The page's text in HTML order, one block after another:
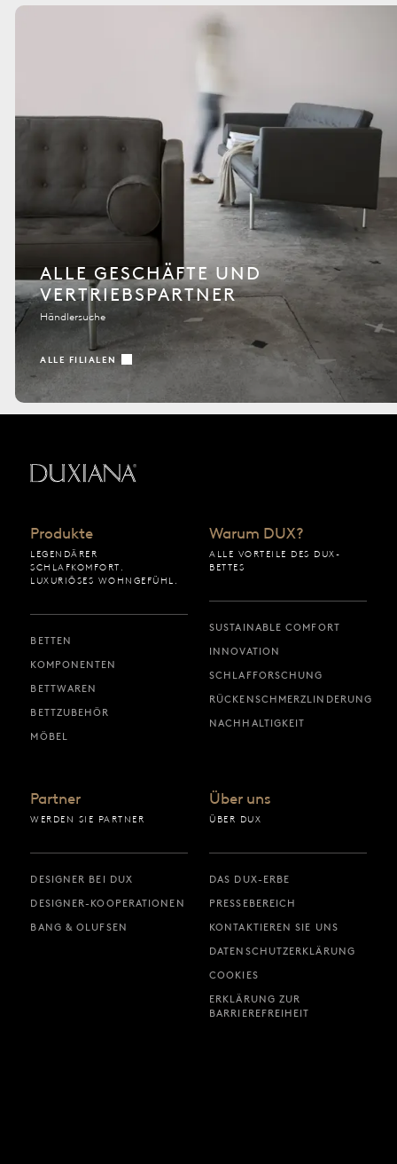
ALLE GESCHÄFTE UND
VERTRIEBSPARTNER
Händlersuche
ALLE FILIALEN
Produkte
LEGENDÄRER
SCHLAFKOMFORT.
LUXURIÖSES WOHNGEFÜHL.
BETTEN
KOMPONENTEN
BETTWAREN
BETTZUBEHÖR
MÖBEL
Warum DUX?
ALLE VORTEILE DES DUX-
BETTES
SUSTAINABLE COMFORT
INNOVATION
SCHLAFFORSCHUNG
RÜCKENSCHMERZLINDERUNG
NACHHALTIGKEIT
Partner
WERDEN SIE PARTNER
DESIGNER BEI DUX
DESIGNER-KOOPERATIONEN
BANG & OLUFSEN
Über uns
ÜBER DUX
DAS DUX-ERBE
PRESSEBEREICH
KONTAKTIEREN SIE UNS
DATENSCHUTZERKLÄRUNG
COOKIES
ERKLÄRUNG ZUR
BARRIEREFREIHEIT